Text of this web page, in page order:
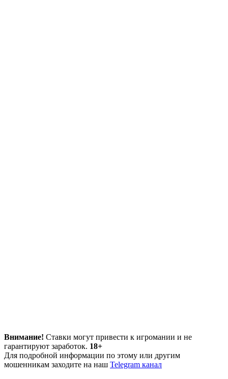
Внимание! Ставки могут привести к игромании и не
гарантируют заработок. 18+
Для подробной информации по этому или другим
мошенникам заходите на наш Telegram канал